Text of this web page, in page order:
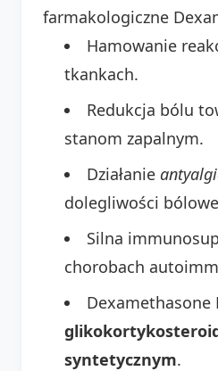
farmakologiczne
Hamowanie
tkankach.
Redukcja bólu
stanom zapalnym.
Działanie
dolegliwości
Silna
chorobach
Dexamethasone
syntetycznym.